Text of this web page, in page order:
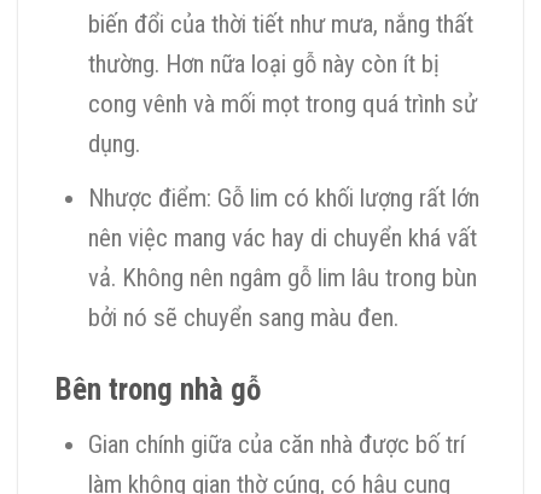
biến đổi của thời tiết như mưa, nắng thất
thường. Hơn nữa loại gỗ này còn ít bị
cong vênh và mối mọt trong quá trình sử
dụng.
Nhược điểm: Gỗ lim có khối lượng rất lớn
nên việc mang vác hay di chuyển khá vất
vả. Không nên ngâm gỗ lim lâu trong bùn
bởi nó sẽ chuyển sang màu đen.
Bên trong nhà gỗ
Gian chính giữa của căn nhà được bố trí
làm không gian thờ cúng, có hậu cung